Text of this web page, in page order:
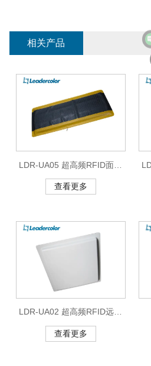
相关产品
LDR-UA05 超高频RFID面板
天线
查看更多
LDR-UA02 超高频RFID远程
天线
查看更多